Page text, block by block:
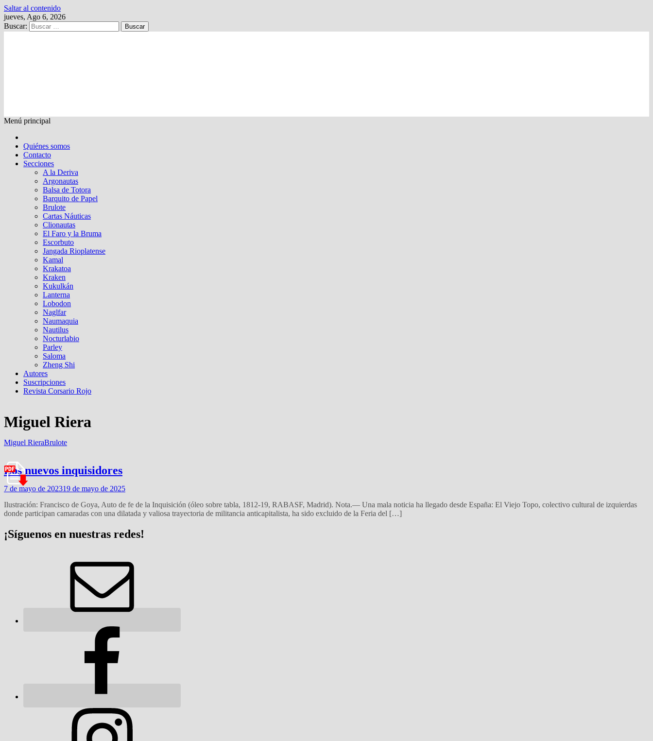
Saltar al contenido
jueves, Ago 6, 2026
Buscar:
Menú principal
Quiénes somos
Contacto
Secciones
A la Deriva
Argonautas
Balsa de Totora
Barquito de Papel
Brulote
Cartas Náuticas
Clionautas
El Faro y la Bruma
Escorbuto
Jangada Rioplatense
Kamal
Krakatoa
Kraken
Kukulkán
Lanterna
Lobodon
Naglfar
Naumaquia
Nautilus
Nocturlabio
Parley
Saloma
Zheng Shi
Autores
Suscripciones
Revista Corsario Rojo
Miguel Riera
Miguel RieraBrulote
Los nuevos inquisidores
7 de mayo de 202319 de mayo de 2025
Ilustración: Francisco de Goya, Auto de fe de la Inquisición (óleo sobre tabla, 1812-19, RABASF, Madrid). Nota.— Una mala noticia ha llegado desde España: El Viejo Topo, colectivo cultural de izquierdas
donde participan camaradas con una dilatada y valiosa trayectoria de militancia anticapitalista, ha sido excluido de la Feria del […]
¡Síguenos en nuestras redes!